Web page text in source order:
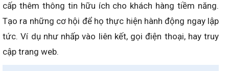
cấp thêm thông tin hữu ích cho khách hàng tiềm năng.
Tạo ra những cơ hội để họ thực hiện hành động ngay lập
tức. Ví dụ như nhấp vào liên kết, gọi điện thoại, hay truy
cập trang web.